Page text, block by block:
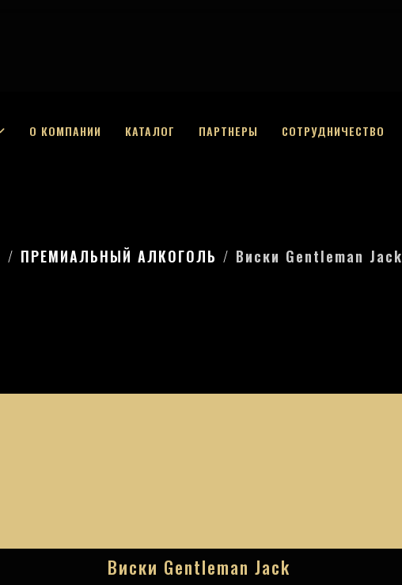
О КОМПАНИИ КАТАЛОГ ПАРТНЕРЫ СОТРУДНИЧЕСТВО
ПРЕМИАЛЬНЫЙ АЛКОГОЛЬ Виски Gentleman Jack
Виски Gentleman Jack